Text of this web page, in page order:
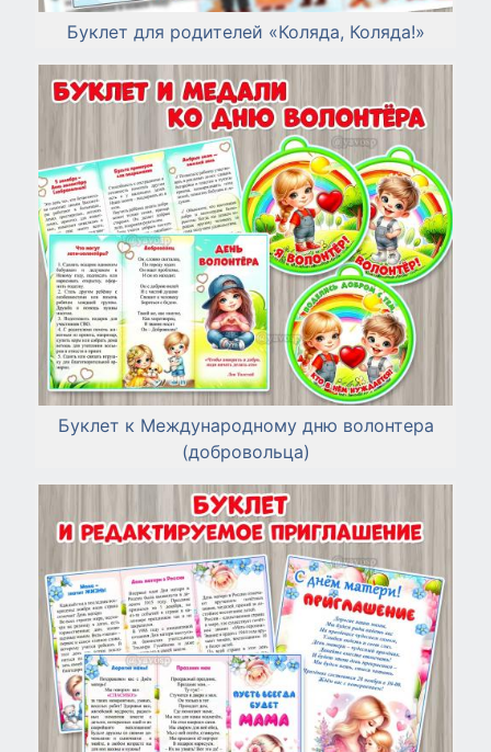
Буклет для родителей «Коляда, Коляда!»
Буклет к Международному дню волонтера
(добровольца)